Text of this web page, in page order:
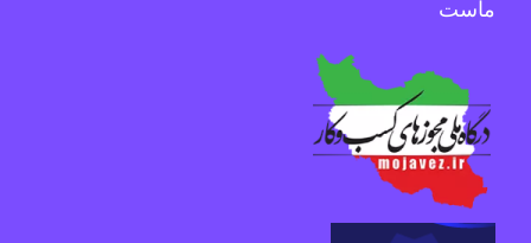
ماست